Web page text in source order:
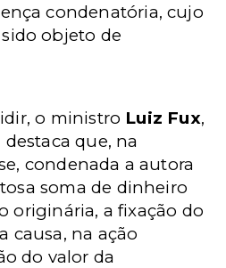
condenatória, cujo
objeto de
o ministro Luiz Fux,
destaca que, na
condenada a autora
soma de dinheiro
originária, a fixação do
causa, na ação
do valor da